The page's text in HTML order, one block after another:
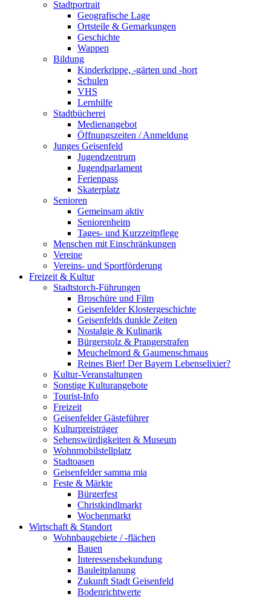
Stadtportrait
Geografische Lage
Ortsteile & Gemarkungen
Geschichte
Wappen
Bildung
Kinderkrippe, -gärten und -hort
Schulen
VHS
Lernhilfe
Stadtbücherei
Medienangebot
Öffnungszeiten / Anmeldung
Junges Geisenfeld
Jugendzentrum
Jugendparlament
Ferienpass
Skaterplatz
Senioren
Gemeinsam aktiv
Seniorenheim
Tages- und Kurzzeitpflege
Menschen mit Einschränkungen
Vereine
Vereins- und Sportförderung
Freizeit & Kultur
Stadtstorch-Führungen
Broschüre und Film
Geisenfelder Klostergeschichte
Geisenfelds dunkle Zeiten
Nostalgie & Kulinarik
Bürgerstolz & Prangerstrafen
Meuchelmord & Gaumenschmaus
Reines Bier! Der Bayern Lebenselixier?
Kultur-Veranstaltungen
Sonstige Kulturangebote
Tourist-Info
Freizeit
Geisenfelder Gästeführer
Kulturpreisträger
Sehenswürdigkeiten & Museum
Wohnmobilstellplatz
Stadtoasen
Geisenfelder samma mia
Feste & Märkte
Bürgerfest
Christkindlmarkt
Wochenmarkt
Wirtschaft & Standort
Wohnbaugebiete / -flächen
Bauen
Interessensbekundung
Bauleitplanung
Zukunft Stadt Geisenfeld
Bodenrichtwerte